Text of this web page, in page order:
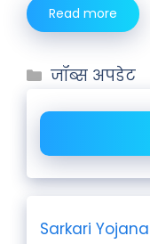
Read more
जॉब्स अपडेट
Sarkari Yojana